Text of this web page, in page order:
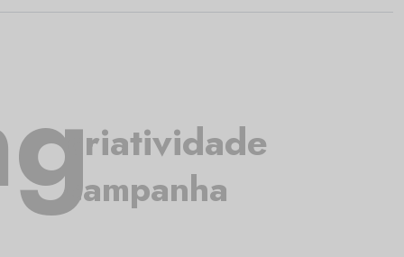
criatividade
campanha